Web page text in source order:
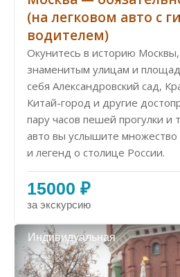
(на легковом авто с
водителем)
Окунитесь в историю Москвы,
знаменитым улицам и
себя Александровский сад,
Китай-город и другие
пару часов пешей прогулки и
авто вы услышите
и легенд о столице России.
15000 ₽
за экскурсию
Индивидуальная